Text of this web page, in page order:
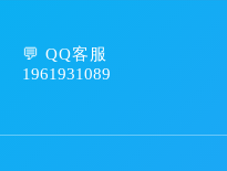
💬 QQ客服
1961931089